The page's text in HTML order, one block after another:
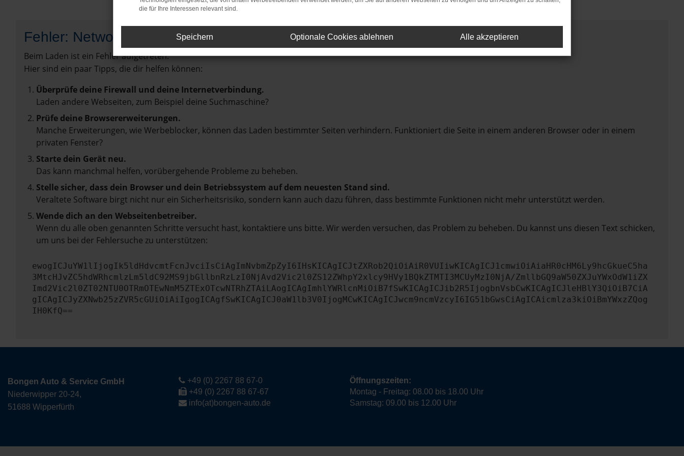
Fehler: Network Error
Beim Laden ist ein Fehler aufgetreten.
Hier sind ein paar Tipps, die dir helfen können:
Überprüfe deine Firewall und deine Internetverbindung.
Laden andere Webseiten, zum Beispiel deine Suchmaschine?
Prüfe deine Browsererweiterungen.
Manche Erweiterungen, wie Werbeblocker, können das Laden bestimmter Seiten verhindern. Funktioniert die Seite in einem anderen Browser oder in einem
privaten Fenster?
Starte dein Gerät neu.
Das kann manchmal helfen, vorübergehende Probleme zu beheben.
Stelle sicher, dass dein Browser und dein Betriebssystem auf dem neuesten Stand sind.
Veraltete Software birgt nicht nur ein Sicherheitsrisiko, sondern kann auch dazu führen, dass bestimmte Funktionen nicht mehr unterstützt werden.
Wende dich an den Webseitenbetreiber.
Wenn du alle oben genannten Schritte versucht hast, kontaktiere uns bitte. Wir werden versuchen, das Problem zu beheben. Du kannst uns diesen Text schicken,
um uns bei der Fehlersuche zu unterstützen:
ewogICJuYW1lIjogIk5ldHdvcmtFcnJvciIsCiAgImNvbmZpZyI6IHsKICAgICJtZXRob2QiOiAiR0VUIiwKICAgICJ1cmwiOiAiaHR0cHM6Ly9hcGkueC5ha
3MtcHJvZC5hdWRhcmlzLm5ldC92MS9jbGllbnRzLzI0NjAvd2Vic2l0ZS12ZWhpY2xlcy9HVy1BQkZTMTI3MCUyMzI0NjA/ZmllbGQ9aW50ZXJuYWxOdW1iZX
Imd2Vic2l0ZT02NTU0OTRmOTEwNmM5ZTExOTcwNTRhZTAiLAogICAgImhlYWRlcnMiOiB7fSwKICAgICJib2R5IjogbnVsbCwKICAgICJleHBlY3QiOiB7CiA
gICAgICJyZXNwb25zZVR5cGUiOiAiIgogICAgfSwKICAgICJ0aW1lb3V0IjogMCwKICAgICJwcm9ncmVzcyI6IG51bGwsCiAgICAicmlza3kiOiBmYWxzZQog
IH0KfQ==
Bongen Auto & Service GmbH
Niederwipper 20-24,
51688 Wipperfürth
+49 (0) 2267 88 67-0
+49 (0) 2267 88 67-67
info(at)bongen-auto.de
Öffnungszeiten:
Montag - Freitag: 08.00 bis 18.00 Uhr
Samstag: 09.00 bis 12.00 Uhr
die für Ihre Interessen relevant sind.
Speichern Optionale Cookies ablehnen Alle akzeptieren